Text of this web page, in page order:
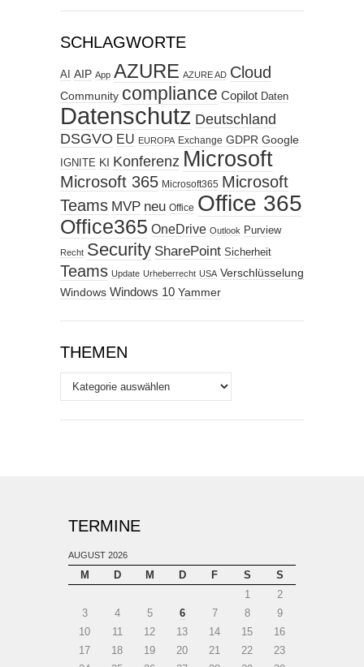
SCHLAGWORTE
AI AIP App AZURE AZURE AD Cloud
Community compliance Copilot Daten
Datenschutz Deutschland
DSGVO EU EUROPA Exchange GDPR Google
IGNITE KI Konferenz Microsoft
Microsoft 365 Microsoft365 Microsoft
Teams MVP neu Office Office 365
Office365 OneDrive Outlook Purview
Recht Security SharePoint Sicherheit
Teams Update Urheberrecht USA Verschlüsselung
Windows Windows 10 Yammer
THEMEN
Themen
TERMINE
AUGUST 2026
M D M D F S
S
1
2
3
4 5 6 7 8
9
10
11 12 13 14 15
16
17
18 19 20 21 22
23